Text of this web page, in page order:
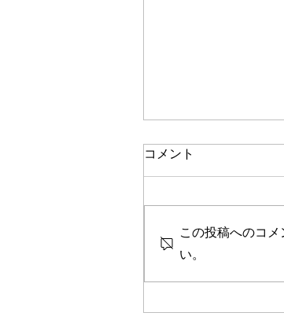
おすすめ絵本ご紹
コメント
この投稿へのコ
い。